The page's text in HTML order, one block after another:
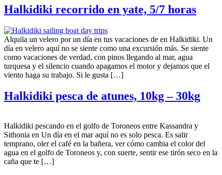
Halkidiki recorrido en yate, 5/7 horas
Alquila un velero por un día en tus vacaciones de en Halkidiki. Un
día en velero aquí no se siente como una excursión más. Se siente
como vacaciones de verdad, con pinos llegando al mar, agua
turquesa y el silencio cuando apagamos el motor y dejamos que el
viento haga su trabajo. Si le gusta […]
Halkidiki pesca de atunes, 10kg – 30kg
Halkidiki pescando en el golfo de Toroneos entre Kassandra y
Sithonia en Un día en el mar aquí no es solo pesca. Es salir
temprano, oler el café en la bañera, ver cómo cambia el color del
agua en el golfo de Toroneos y, con suerte, sentir ese tirón seco en la
caña que te […]